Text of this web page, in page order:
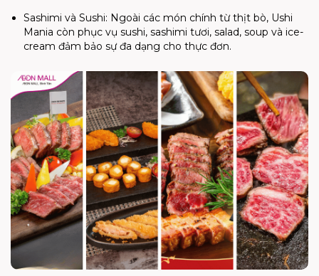
Sashimi và Sushi: Ngoài các món chính từ thịt bò, Ushi
Mania còn phục vụ sushi, sashimi tươi, salad, soup và ice-
cream đảm bảo sự đa dạng cho thực đơn.